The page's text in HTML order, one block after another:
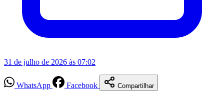
31 de julho de 2026 às 07:02
WhatsApp Facebook Compartilhar